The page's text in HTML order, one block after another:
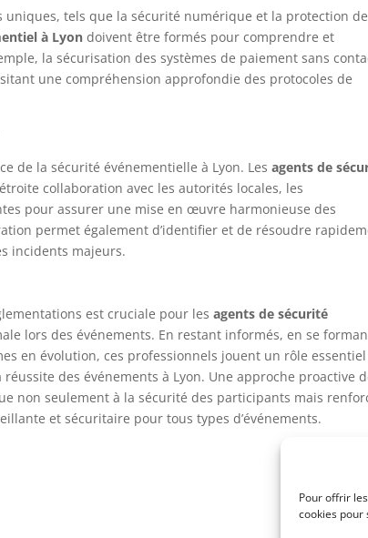
Pour offrir
cookies pour
uniques, tels que la sécurité numérique et la protection
à Lyon doivent être formés pour comprendre et
la sécurisation des systèmes de paiement sans
une compréhension approfondie des protocoles de
de la sécurité événementielle à Lyon. Lesagents de
collaboration avec les autorités locales, les
pour assurer une mise en œuvre harmonieuse des
permet également d’identifier et de résoudre
incidents majeurs.
est cruciale pour lesagents de sécurité
lors des événements. En restant informés, en se
en évolution, ces professionnels jouent un rôle essentiel
des événements à Lyon. Une approche proactive
non seulement à la sécurité des participants mais
et sécuritaire pour tous types d’événements.